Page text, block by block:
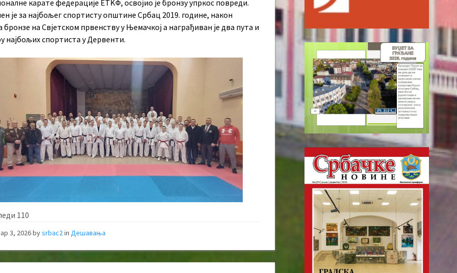
карате федерације ЕТKФ, освојио је бронзу упркос повреди.
је за најбољег спортисту општине Србац 2019. године, након
бронзе на Свјетском првенству у Њемачкој а награђиван је два пута и
најбољих спортиста у Дервенти.
110
3, 2026bysrbac2 in Дешавања